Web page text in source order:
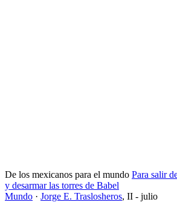
De los mexicanos para el mundo Para salir
y desarmar las torres de Babel
Mundo · Jorge E. Traslosheros, II - julio